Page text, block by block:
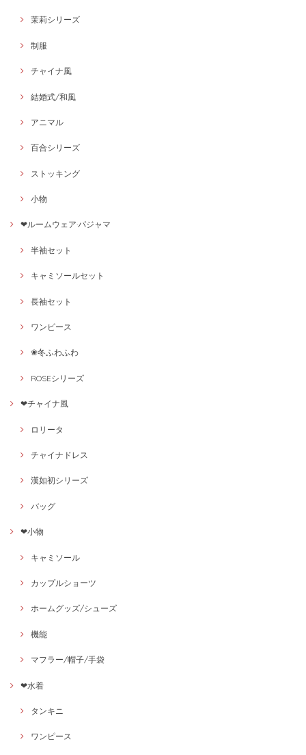
茉莉シリーズ
制服
チャイナ風
結婚式/和風
アニマル
百合シリーズ
ストッキング
小物
❤ルームウェア·パジャマ
半袖セット
キャミソールセット
長袖セット
ワンピース
❀冬ふわふわ
ROSEシリーズ
❤チャイナ風
ロリータ
チャイナドレス
漢如初シリーズ
バッグ
❤小物
キャミソール
カップルショーツ
ホームグッズ/シューズ
機能
マフラー/帽子/手袋
❤水着
タンキニ
ワンピース